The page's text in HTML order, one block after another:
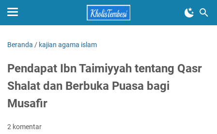
Beranda / kajian agama islam
Pendapat Ibn Taimiyyah tentang Qasr
Shalat dan Berbuka Puasa bagi
Musafir
2 komentar